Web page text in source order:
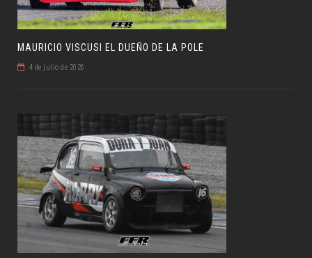
MAURICIO VISCUSI EL DUEÑO DE LA POLE
4 de julio de 2026